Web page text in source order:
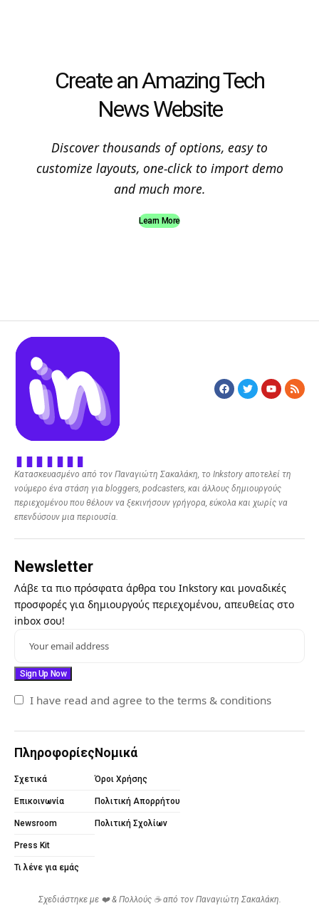
Create an Amazing Tech
News Website
Discover thousands of options, easy to
customize layouts, one-click to import demo
and much more.
Learn More
Κατασκευασμένο από τον Παναγιώτη Σακαλάκη, το Inkstory αποτελεί τη
νούμερο ένα στάση για bloggers, podcasters, και άλλους δημιουργούς
περιεχομένου που θέλουν να ξεκινήσουν γρήγορα, εύκολα και χωρίς να
επενδύσουν μια περιουσία.
Newsletter
Λάβε τα πιο πρόσφατα άρθρα του Inkstory και μοναδικές
προσφορές για δημιουργούς περιεχομένου, απευθείας στο
inbox σου!
I have read and agree to the terms & conditions
Πληροφορίες
Σχετικά
Επικοινωνία
Newsroom
Press Kit
Τι λένε για εμάς
Νομικά
Όροι Χρήσης
Πολιτική Απορρήτου
Πολιτική Σχολίων
Σχεδιάστηκε με ❤️ & Πολλούς ☕ από τον Παναγιώτη Σακαλάκη.